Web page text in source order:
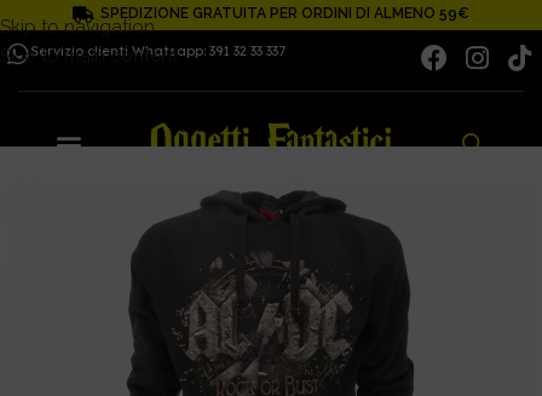
Skip to navigation
Skip to main content
SPEDIZIONE GRATUITA PER ORDINI DI ALMENO 59€
Servizio clienti Whatsapp: 391 32 33 337